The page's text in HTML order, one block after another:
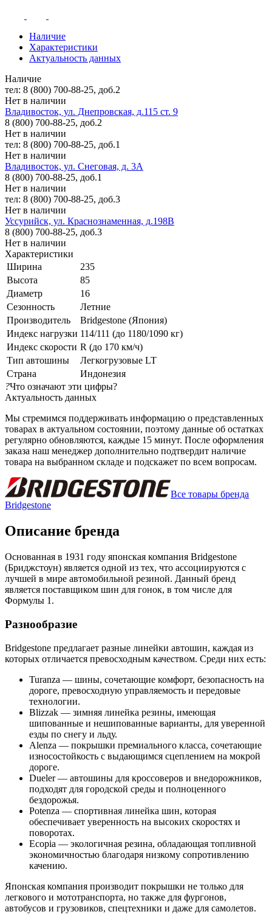
Наличие
Характеристики
Актуальность данных
Наличие
тел: 8 (800) 700-88-25, доб.2
Нет в наличии
Владивосток, ул. Днепровская, д.115 ст. 9
8 (800) 700-88-25, доб.2
Нет в наличии
тел: 8 (800) 700-88-25, доб.1
Нет в наличии
Владивосток, ул. Снеговая, д. 3А
8 (800) 700-88-25, доб.1
Нет в наличии
тел: 8 (800) 700-88-25, доб.3
Нет в наличии
Уссурийск, ул. Краснознаменная, д.198В
8 (800) 700-88-25, доб.3
Нет в наличии
Характеристики
Ширина
235
Высота
85
Диаметр
16
Сезонность
Летние
Производитель
Bridgestone (Япония)
Индекс нагрузки 114/111 (до 1180/1090 кг)
Индекс скорости R (до 170 км/ч)
Тип автошины
Легкогрузовые LT
Страна
Индонезия
?Что означают эти цифры?
Актуальность данных
Мы стремимся поддерживать информацию о представленных
товарах в актуальном состоянии, поэтому данные об остатках
регулярно обновляются, каждые 15 минут. После оформления
заказа наш менеджер дополнительно подтвердит наличие
товара на выбранном складе и подскажет по всем вопросам.
Все товары бренда
Bridgestone
Описание бренда
Основанная в 1931 году японская компания Bridgestone
(Бриджстоун) является одной из тех, что ассоциируются с
лучшей в мире автомобильной резиной. Данный бренд
является поставщиком шин для гонок, в том числе для
Формулы 1.
Разнообразие
Bridgestone предлагает разные линейки автошин, каждая из
которых отличается превосходным качеством. Среди них есть:
Turanza — шины, сочетающие комфорт, безопасность на
дороге, превосходную управляемость и передовые
технологии.
Blizzak — зимняя линейка резины, имеющая
шипованные и нешипованные варианты, для уверенной
езды по снегу и льду.
Alenza — покрышки премиального класса, сочетающие
износостойкость с выдающимся сцеплением на мокрой
дороге.
Dueler — автошины для кроссоверов и внедорожников,
подходят для городской среды и полноценного
бездорожья.
Potenza — спортивная линейка шин, которая
обеспечивает уверенность на высоких скоростях и
поворотах.
Ecopia — экологичная резина, обладающая топливной
экономичностью благодаря низкому сопротивлению
качению.
Японская компания производит покрышки не только для
легкового и мототранспорта, но также для фургонов,
автобусов и грузовиков, спецтехники и даже для самолетов.